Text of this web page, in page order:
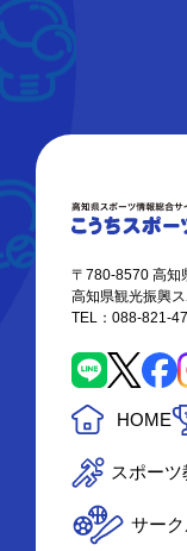
〒780-8570 高知
高知県観光振興
TEL：088-821-
HOME
スポー
サー